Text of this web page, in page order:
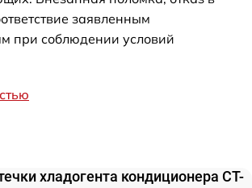
заявленным
при соблюдении условий
хладогента кондиционера CT-